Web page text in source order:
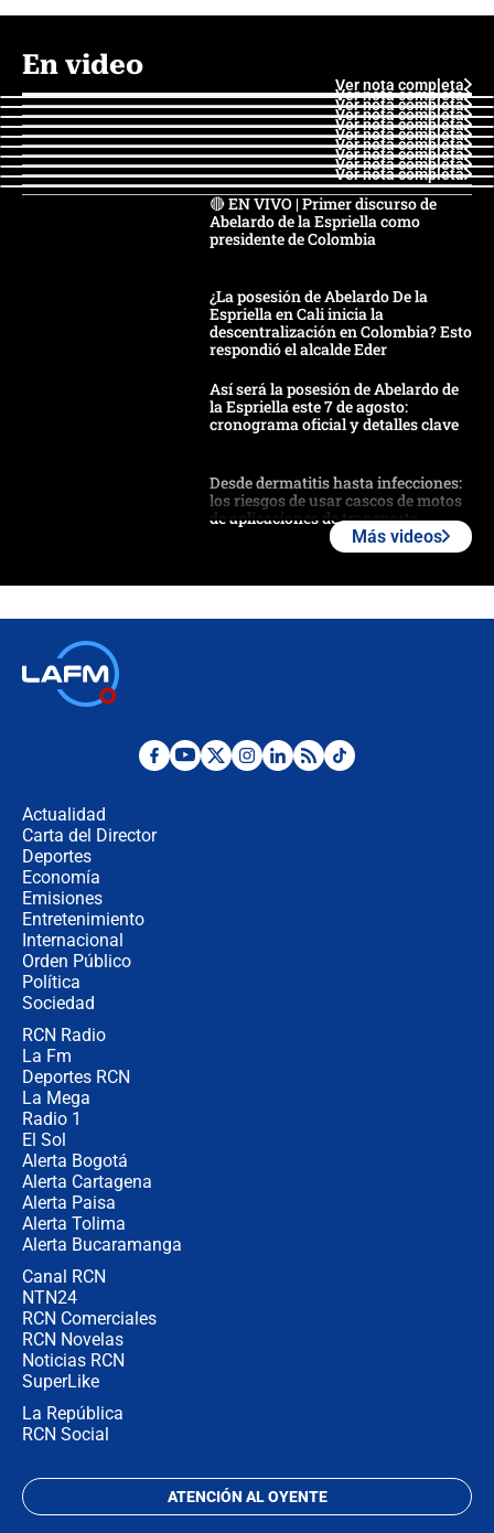
En video
Ver nota completa
Ver nota completa
Ver nota completa
Ver nota completa
Ver nota completa
Ver nota completa
Ver nota completa
Ver nota completa
Ver nota completa
Ver nota completa
🔴 EN VIVO | Primer discurso de
Abelardo de la Espriella como
presidente de Colombia
¿La posesión de Abelardo De la
Espriella en Cali inicia la
descentralización en Colombia? Esto
respondió el alcalde Eder
Así será la posesión de Abelardo de
la Espriella este 7 de agosto:
cronograma oficial y detalles clave
Desde dermatitis hasta infecciones:
los riesgos de usar cascos de motos
de aplicaciones de transporte
Posesión de Abelardo De La Espriella
Más videos
Actualidad
Carta del Director
Deportes
Economía
Emisiones
Entretenimiento
Internacional
Orden Público
Política
Sociedad
RCN Radio
La Fm
Deportes RCN
La Mega
Radio 1
El Sol
Alerta Bogotá
Alerta Cartagena
Alerta Paisa
Alerta Tolima
Alerta Bucaramanga
Canal RCN
NTN24
RCN Comerciales
RCN Novelas
Noticias RCN
SuperLike
La República
RCN Social
ATENCIÓN AL OYENTE